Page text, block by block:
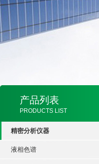
产品列表
PRODUCTS LIST
精密分析仪器
液相色谱